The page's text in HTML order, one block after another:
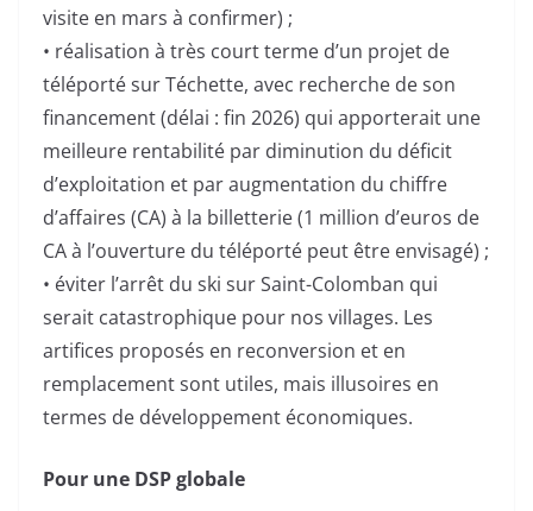
visite en mars à confirmer) ;
• réalisation à très court terme d’un projet de
téléporté sur Téchette, avec recherche de son
financement (délai : fin 2026) qui apporterait une
meilleure rentabilité par diminution du déficit
d’exploitation et par augmentation du chiffre
d’affaires (CA) à la billetterie (1 million d’euros de
CA à l’ouverture du téléporté peut être envisagé) ;
• éviter l’arrêt du ski sur Saint-Colomban qui
serait catastrophique pour nos villages. Les
artifices proposés en reconversion et en
remplacement sont utiles, mais illusoires en
termes de développement économiques.
Pour une DSP globale